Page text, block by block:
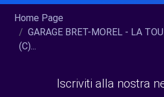
Home Page
GARAGE BRET-MOREL - LA
(C)...
Iscriviti alla nostra